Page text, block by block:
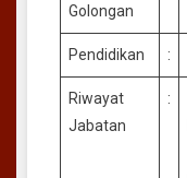
Golongan
Pendidikan :
Riwayat
Jabatan
: